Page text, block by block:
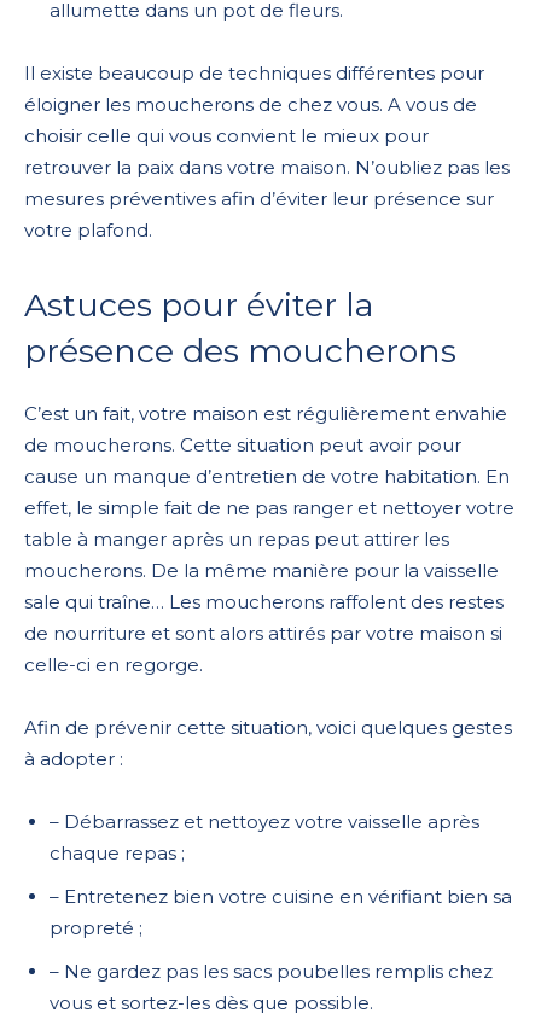
allumette dans un pot de fleurs.
Il existe beaucoup de techniques différentes pour
éloigner les moucherons de chez vous. A vous de
choisir celle qui vous convient le mieux pour
retrouver la paix dans votre maison. N’oubliez pas les
mesures préventives afin d’éviter leur présence sur
votre plafond.
Astuces pour éviter la
présence des moucherons
C’est un fait, votre maison est régulièrement envahie
de moucherons. Cette situation peut avoir pour
cause un manque d’entretien de votre habitation. En
effet, le simple fait de ne pas ranger et nettoyer votre
table à manger après un repas peut attirer les
moucherons. De la même manière pour la vaisselle
sale qui traîne… Les moucherons raffolent des restes
de nourriture et sont alors attirés par votre maison si
celle-ci en regorge.
Afin de prévenir cette situation, voici quelques gestes
à adopter :
– Débarrassez et nettoyez votre vaisselle après
chaque repas ;
– Entretenez bien votre cuisine en vérifiant bien sa
propreté ;
– Ne gardez pas les sacs poubelles remplis chez
vous et sortez-les dès que possible.